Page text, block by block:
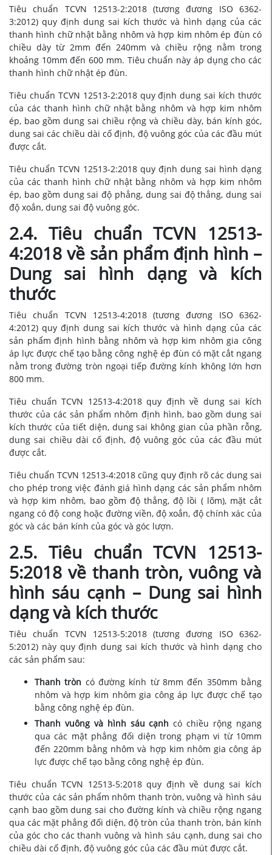
Tiêu chuẩn TCVN 12513-2:2018 (tương đương ISO 6362-
3:2012) quy định dung sai kích thước và hình dạng của các
thanh hình chữ nhật bằng nhôm và hợp kim nhôm ép đùn có
chiều dày từ 2mm đến 240mm và chiều rộng nằm trong
khoảng 10mm đến 600 mm. Tiêu chuẩn này áp dụng cho các
thanh hình chữ nhật ép đùn.
Tiêu chuẩn TCVN 12513-2:2018 quy định dung sai kích thước
của các thanh hình chữ nhật bằng nhôm và hợp kim nhôm
ép, bao gồm dung sai chiều rộng và chiều dày, bán kính góc,
dung sai các chiều dài cố định, độ vuông góc của các đầu mút
được cắt.
Tiêu chuẩn TCVN 12513-2:2018 quy định dung sai hình dạng
của các thanh hình chữ nhật bằng nhôm và hợp kim nhôm
ép, bao gồm dung sai độ phẳng, dung sai độ thẳng, dung sai
độ xoắn, dung sai độ vuông góc.
2.4. Tiêu chuẩn TCVN 12513-
4:2018 về sản phẩm định hình –
Dung sai hình dạng và kích
thước
Tiêu chuẩn TCVN 12513-4:2018 (tương đương ISO 6362-
4:2012) quy định dung sai kích thước và hình dạng của các
sản phẩm định hình bằng nhôm và hợp kim nhôm gia công
áp lực được chế tạo bằng công nghệ ép đùn có mặt cắt ngang
nằm trong đường tròn ngoại tiếp đường kính không lớn hơn
800 mm.
Tiêu chuẩn TCVN 12513-4:2018 quy định về dung sai kích
thước của các sản phẩm nhôm định hình, bao gồm dung sai
kích thước của tiết diện, dung sai không gian của phần rỗng,
dung sai chiều dài cố định, độ vuông góc của các đầu mút
được cắt.
Tiêu chuẩn TCVN 12513-4:2018 cũng quy định rõ các dung sai
cho phép trong việc đánh giá hình dạng các sản phẩm nhôm
và hợp kim nhôm, bao gồm độ thẳng, độ lồi ( lõm), mặt cắt
ngang có độ cong hoặc đường viền, độ xoắn, độ chính xác của
góc và các bán kính của góc và góc lượn.
2.5. Tiêu chuẩn TCVN 12513-
5:2018 về thanh tròn, vuông và
hình sáu cạnh – Dung sai hình
dạng và kích thước
Tiêu chuẩn TCVN 12513-5:2018 (tương đương ISO 6362-
5:2012) này quy định dung sai kích thước và hình dạng cho
các sản phẩm sau:
Thanh tròn có đường kính từ 8mm đến 350mm bằng
nhôm và hợp kim nhôm gia công áp lực được chế tạo
bằng công nghệ ép đùn.
Thanh vuông và hình sáu cạnh có chiều rộng ngang
qua các mặt phẳng đối diện trong phạm vi từ 10mm
đến 220mm bằng nhôm và hợp kim nhôm gia công áp
lực được chế tạo bằng công nghệ ép đùn.
Tiêu chuẩn TCVN 12513-5:2018 quy định về dung sai kích
thước của các sản phẩm nhôm thanh tròn, vuông và hình sáu
cạnh bao gồm dung sai cho đường kính và chiều rộng ngang
qua các mặt phẳng đối diện, độ tròn của thanh tròn, bán kính
của góc cho các thanh vuông và hình sáu cạnh, dung sai cho
chiều dài cố định, độ vuông góc của các đầu mút được cắt.